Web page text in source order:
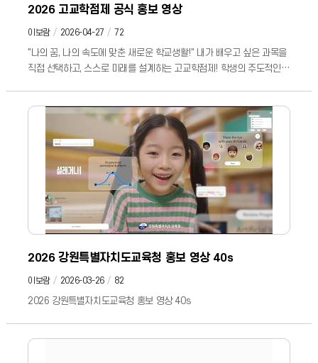
2026 고교학점제 공식 홍보 영상
이보람 2026-04-27 72
"나의 꿈, 나의 속도에 맞춘 새로운 학교생활!" 내가 배우고 싶은 과목을
직접 선택하고, 스스로 미래를 설계하는 고교학점제! 학생의 주도적인
https://hscredit.gwe.go.kr/
2026 강원특별자치도교육청 홍보 영상 40s
이보람 2026-03-26 82
2026 강원특별자치도교육청 홍보 영상 40s